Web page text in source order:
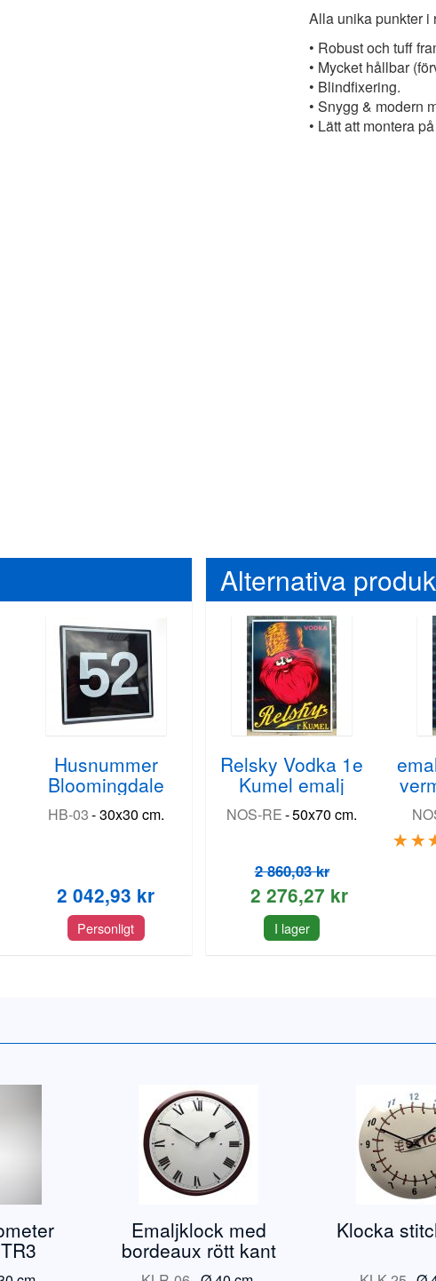
Alla unika punkter i
• Robust och tuff
• Mycket hållbar
• Blindfixering.
• Snygg & modern
• Lätt att montera
Husnummer
Bloomingdale
HB-03-30x30 cm.
2 042,93 kr
Personligt
Alternativa
Relsky Vodka 1e
Kumel emalj
NOS-RE-50x70 cm.
2 860,03 kr
2 276,27 kr
I lager
Emaljklock med
bordeaux rött kant
Klocka